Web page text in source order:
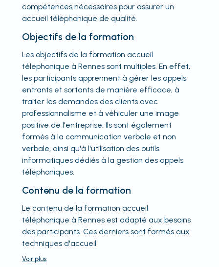
compétences nécessaires pour assurer un
accueil téléphonique de qualité.
Objectifs de la formation
Les objectifs de la formation accueil
téléphonique à Rennes sont multiples. En effet,
les participants apprennent à gérer les appels
entrants et sortants de manière efficace, à
traiter les demandes des clients avec
professionnalisme et à véhiculer une image
positive de l'entreprise. Ils sont également
formés à la communication verbale et non
verbale, ainsi qu'à l'utilisation des outils
informatiques dédiés à la gestion des appels
téléphoniques.
Contenu de la formation
Le contenu de la formation accueil
téléphonique à Rennes est adapté aux besoins
des participants. Ces derniers sont formés aux
techniques d'accueil
Voir plus